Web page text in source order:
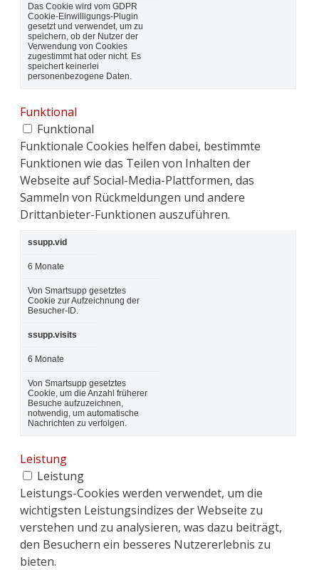
Das Cookie wird vom GDPR
Cookie-Einwilligungs-Plugin
gesetzt und verwendet, um zu
speichern, ob der Nutzer der
Verwendung von Cookies
zugestimmt hat oder nicht. Es
speichert keinerlei
personenbezogene Daten.
Funktional
Funktional
Funktionale Cookies helfen dabei, bestimmte
Funktionen wie das Teilen von Inhalten der
Webseite auf Social-Media-Plattformen, das
Sammeln von Rückmeldungen und andere
Drittanbieter-Funktionen auszuführen.
ssupp.vid
6 Monate
Von Smartsupp gesetztes
Cookie zur Aufzeichnung der
Besucher-ID.
ssupp.visits
6 Monate
Von Smartsupp gesetztes
Cookie, um die Anzahl früherer
Besuche aufzuzeichnen,
notwendig, um automatische
Nachrichten zu verfolgen.
Leistung
Leistung
Leistungs-Cookies werden verwendet, um die
wichtigsten Leistungsindizes der Webseite zu
verstehen und zu analysieren, was dazu beiträgt,
den Besuchern ein besseres Nutzererlebnis zu
bieten.